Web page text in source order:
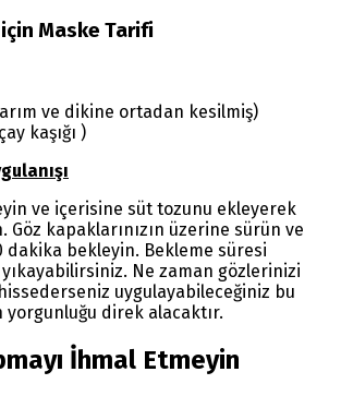
Maske Tarifi
ve dikine ortadan kesilmiş)
kaşığı )
ve içerisine süt tozunu ekleyerek
Göz kapaklarınızın üzerine sürün ve
dakika bekleyin. Bekleme süresi
Ne zaman gözlerinizi
uygulayabileceğiniz bu
direk alacaktır.
İhmal Etmeyin